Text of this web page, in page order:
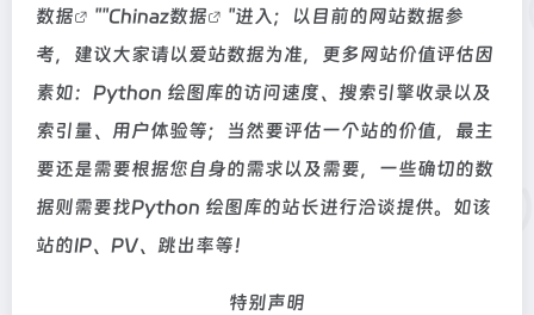
数据
""Chinaz数据
"进入；以目前的网站数据参
考，建议大家请以爱站数据为准，更多网站价值评估因
素如：Python 绘图库的访问速度、搜索引擎收录以及
索引量、用户体验等；当然要评估一个站的价值，最主
要还是需要根据您自身的需求以及需要，一些确切的数
据则需要找Python 绘图库的站长进行洽谈提供。如该
站的IP、PV、跳出率等！
特别声明